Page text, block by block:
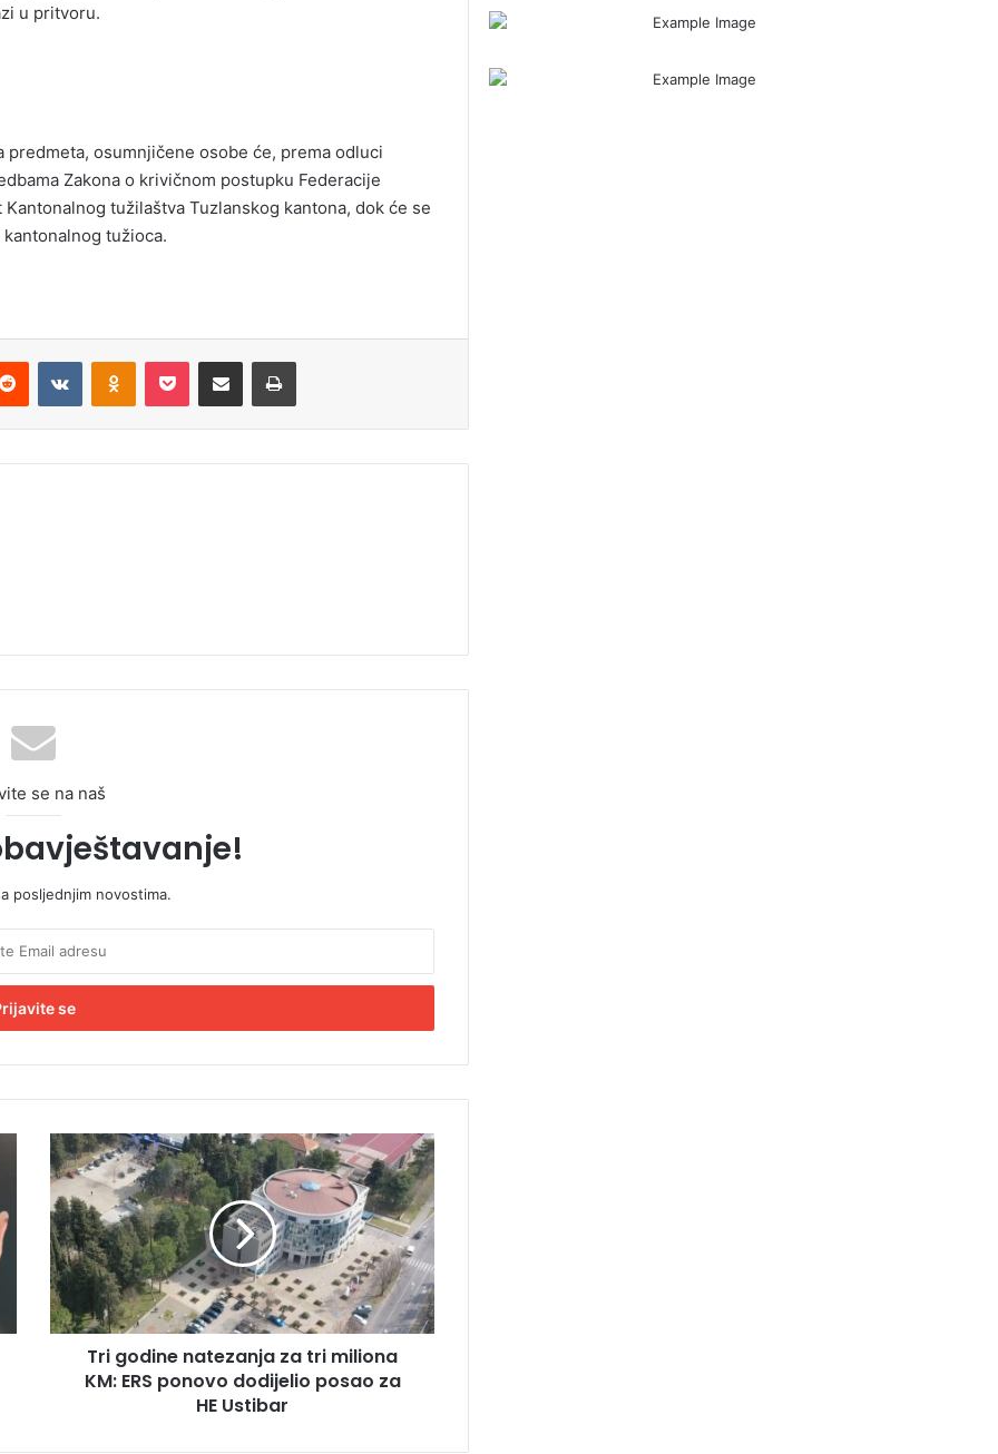
u pritvoru.
osumnjičene osobe će, prema odluci
Zakona o krivičnom postupku Federacije
tužilaštva Tuzlanskog kantona, dok će se
tužioca.
se na naš
posljednjim novostima.
T
r
i
g
o
d
i
n
e
z
Tri godine natezanja za tri miliona
KM: ERS ponovo dodijelio posao za
HE Ustibar